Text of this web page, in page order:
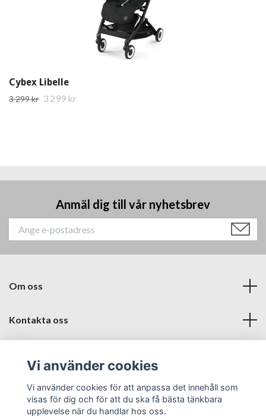
Cybex Libelle
3 299 kr 3 299 kr
Anmäl dig till vår nyhetsbrev
Om oss
Kontakta oss
Sociala medier
Vi använder cookies
Vi använder cookies för att anpassa det innehåll som
visas för dig och för att du ska få bästa tänkbara
upplevelse när du handlar hos oss.